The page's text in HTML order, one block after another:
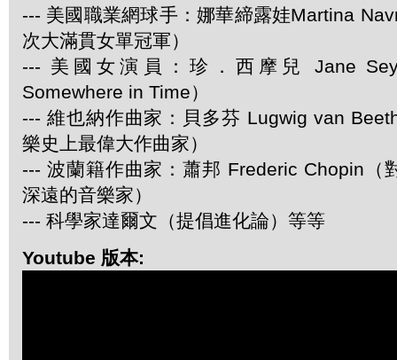
--- 美國職業網球手：娜華締露娃Martina
次大滿貫女單冠軍）
--- 美國女演員：珍．西摩兒 Jane
Somewhere in Time）
--- 維也納作曲家：貝多芬 Lugwig van
樂史上最偉大作曲家）
--- 波蘭籍作曲家：蕭邦 Frederic Chopin（
深遠的音樂家）
--- 科學家達爾文（提倡進化論）等等
Youtube 版本: